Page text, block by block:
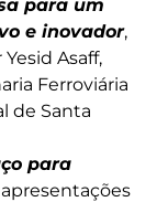
para um
e inovador,
Asaff,
Ferroviária
de Santa
para